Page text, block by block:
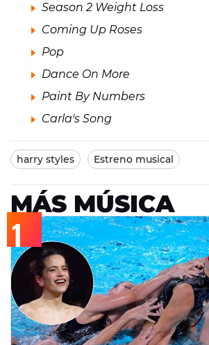
Season 2 Weight Loss
Coming Up Roses
Pop
Dance On More
Paint By Numbers
Carla's Song
harry styles Estreno musical
MÁS MÚSICA